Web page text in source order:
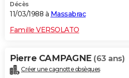
Décès
11/03/1988 à Massabrac
Famille VERSOLATO
Pierre CAMPAGNE (63 ans)
Créer une cagnotte obsèques